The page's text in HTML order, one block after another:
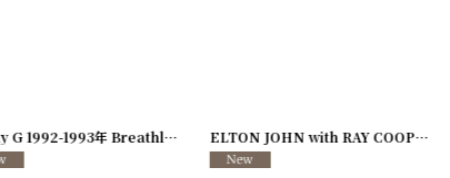
Kenny G 1992-1993年 Breathless Tour [250117-127] ELTON JOHN with RAY COOPER 1995年 Evening Tour